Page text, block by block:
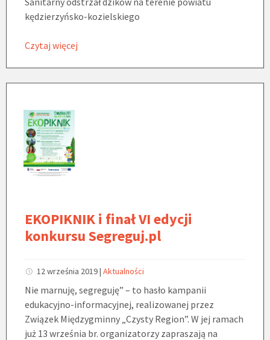
kędzierzyńsko-kozielskiego
Czytaj więcej
EKOPIKNIK i finał VI edycji
konkursu Segreguj.pl
12 września 2019| Aktualności
Nie marnuję, segreguję” – to hasło kampanii
edukacyjno-informacyjnej, realizowanej przez
Związek Międzygminny „Czysty Region”. W jej ramach
już 13 września br. organizatorzy zapraszają na